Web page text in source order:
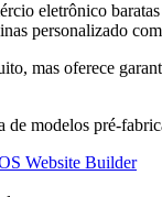
eletrônico
personalizado
mas oferece
de modelos pré-
Website Builder